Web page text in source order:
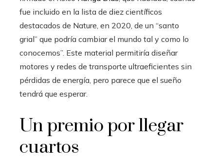
fue incluido en la lista de diez científicos
destacados de Nature, en 2020, de un “santo
grial” que podría cambiar el mundo tal y como lo
conocemos”. Este material permitiría diseñar
motores y redes de transporte ultraeficientes sin
pérdidas de energía, pero parece que el sueño
tendrá que esperar.
Un premio por llegar
cuartos